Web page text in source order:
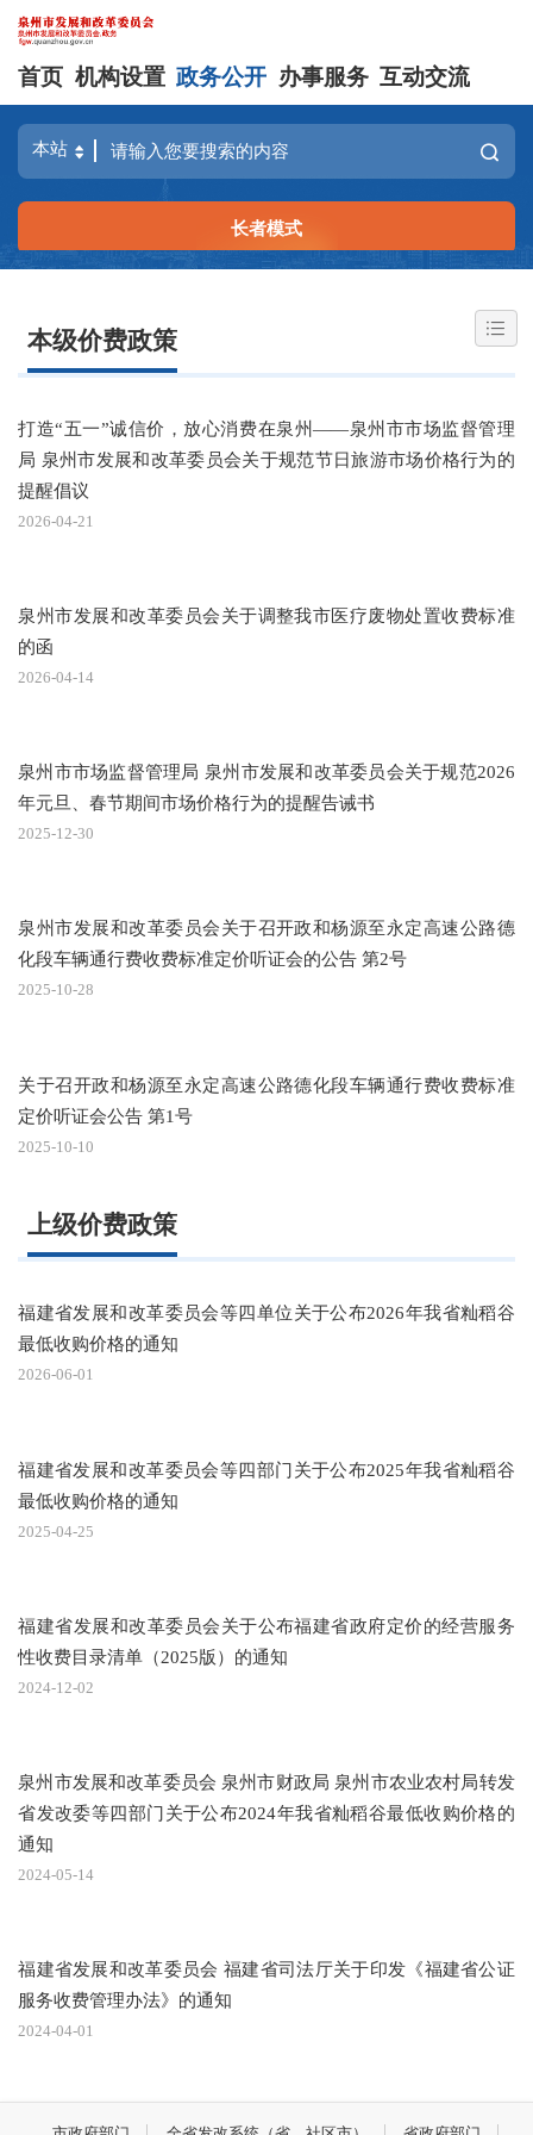
首页 机构设置 政务公开 办事服务 互动交流
长者模式
本级价费政策
打造“五一”诚信价，放心消费在泉州——泉州市市场监督管理
局 泉州市发展和改革委员会关于规范节日旅游市场价格行为的
提醒倡议
2026-04-21
泉州市发展和改革委员会关于调整我市医疗废物处置收费标准
的函
2026-04-14
泉州市市场监督管理局 泉州市发展和改革委员会关于规范2026
年元旦、春节期间市场价格行为的提醒告诫书
2025-12-30
泉州市发展和改革委员会关于召开政和杨源至永定高速公路德
化段车辆通行费收费标准定价听证会的公告 第2号
2025-10-28
关于召开政和杨源至永定高速公路德化段车辆通行费收费标准
定价听证会公告 第1号
2025-10-10
上级价费政策
福建省发展和改革委员会等四单位关于公布2026年我省籼稻谷
最低收购价格的通知
2026-06-01
福建省发展和改革委员会等四部门关于公布2025年我省籼稻谷
最低收购价格的通知
2025-04-25
福建省发展和改革委员会关于公布福建省政府定价的经营服务
性收费目录清单（2025版）的通知
2024-12-02
泉州市发展和改革委员会 泉州市财政局 泉州市农业农村局转发
省发改委等四部门关于公布2024年我省籼稻谷最低收购价格的
通知
2024-05-14
福建省发展和改革委员会 福建省司法厅关于印发《福建省公证
服务收费管理办法》的通知
2024-04-01